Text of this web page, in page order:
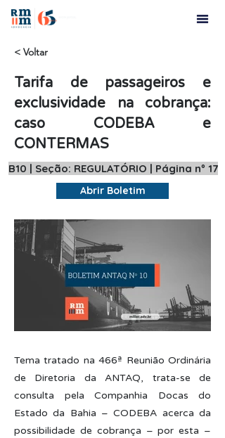
< Voltar
Tarifa de passageiros e
exclusividade na cobrança:
caso CODEBA e
CONTERMAS
B10 | Seção: REGULATÓRIO | Página nº 17
Abrir Boletim
Tema tratado na 466ª Reunião Ordinária
de Diretoria da ANTAQ, trata-se de
consulta pela Companhia Docas do
Estado da Bahia – CODEBA acerca da
possibilidade de cobrança – por esta –